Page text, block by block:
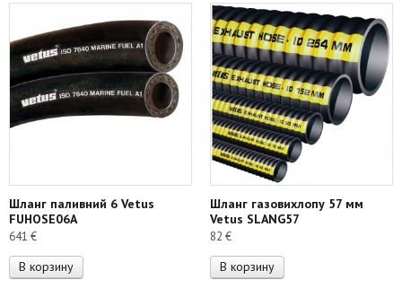
Шланг паливний 6 Vetus
FUHOSE06A
641 €
В корзину
Шланг газовихлопу 57 мм
Vetus SLANG57
82 €
В корзину